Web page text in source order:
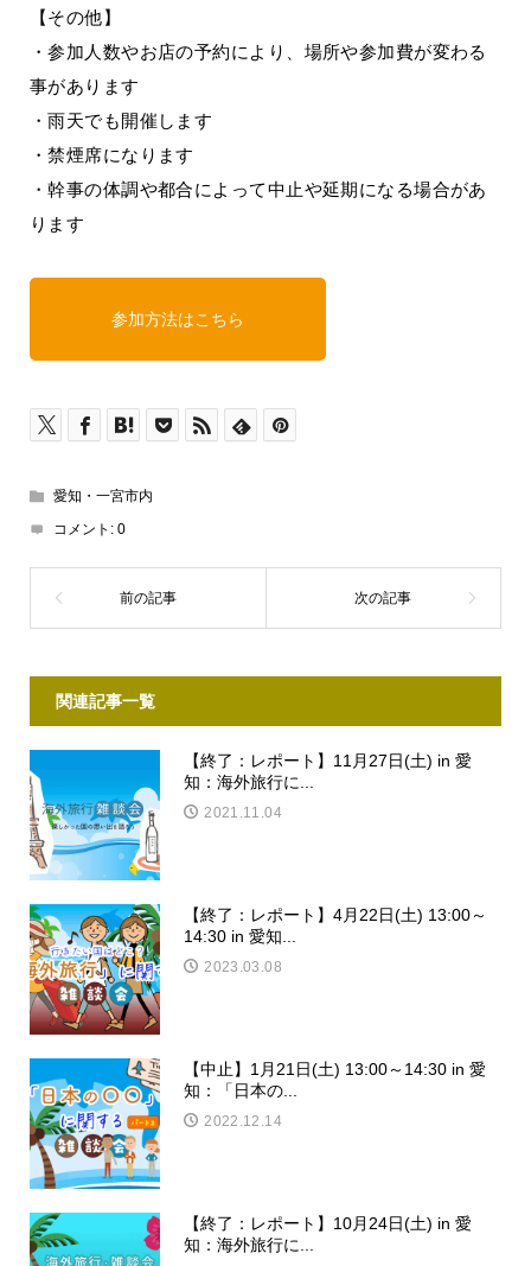
【その他】
・参加人数やお店の予約により、場所や参加費が変わる
事があります
・雨天でも開催します
・禁煙席になります
・幹事の体調や都合によって中止や延期になる場合があ
ります
参加方法はこちら
愛知・一宮市内
コメント: 0
関連記事一覧
【終了：レポート】11月27日(土) in 愛
知：海外旅行に...
2021.11.04
【終了：レポート】4月22日(土) 13:00～
14:30 in 愛知...
2023.03.08
【中止】1月21日(土) 13:00～14:30 in 愛
知：「日本の...
2022.12.14
【終了：レポート】10月24日(土) in 愛
知：海外旅行に...